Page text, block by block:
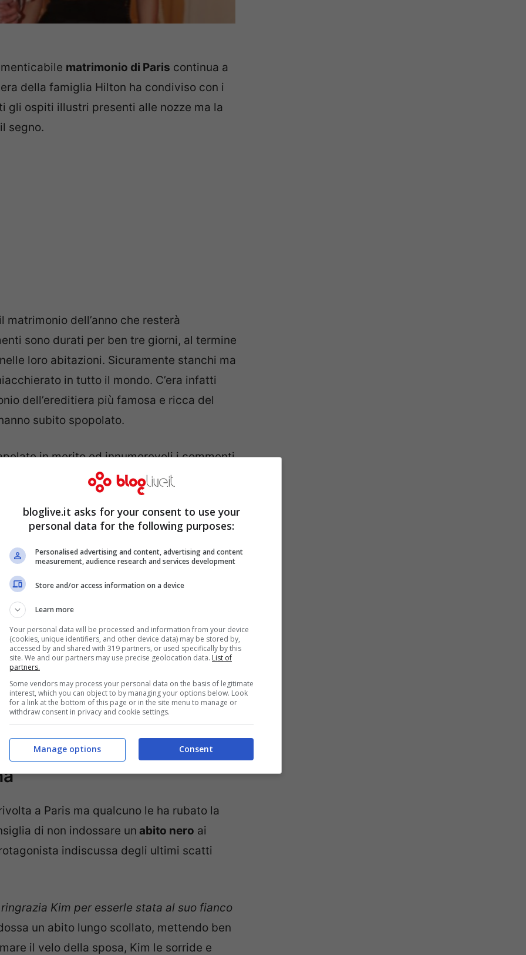
matrimonio di Paris continua a
della famiglia Hilton ha condiviso con i
gli ospiti illustri presenti alle nozze ma la
segno.
matrimonio dell’anno che resterà
sono durati per ben tre giorni, al termine
loro abitazioni. Sicuramente stanchi ma
in tutto il mondo. C’era infatti
dell’ereditiera più famosa e ricca del
subito spopolato.
in merito ed innumerevoli i commenti
non sono state all’insegna della
ne è un esempio. Sensualità e
piscina: il panorama è davvero d’effetto
matrimonio: Kim
a Paris ma qualcuno le ha rubato la
di non indossare un abito nero ai
indiscussa degli ultimi scatti
ringrazia Kim per esserle stata al suo fianco
un abito lungo scollato, mettendo ben
il velo della sposa, Kim le sorride e
bloglive.it asks for your consent to use your
personal data for the following purposes:
Personalised advertising and content, advertising and content
measurement, audience research and services development
Store and/or access information on a device
Learn more
Your personal data will be processed and information from your device
(cookies, unique identifiers, and other device data) may be stored by,
accessed by and shared with 319 partners, or used specifically by this
site. We and our partners may use precise geolocation data. List of
partners.
Some vendors may process your personal data on the basis of legitimate
interest, which you can object to by managing your options below. Look
for a link at the bottom of this page or in the site menu to manage or
withdraw consent in privacy and cookie settings.
Consent
Manage options